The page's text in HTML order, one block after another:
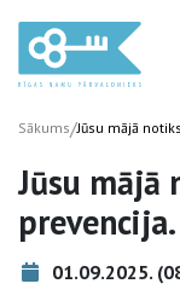
Sākums/Jūsu mājā
Jūsu
prevencija.
01.09.2025.